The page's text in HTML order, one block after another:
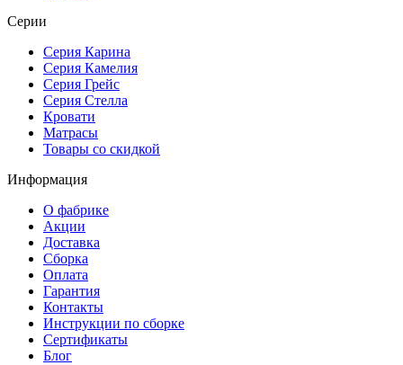
Серии
Серия Карина
Серия Камелия
Серия Грейс
Серия Стелла
Кровати
Матрасы
Товары со скидкой
Информация
О фабрике
Акции
Доставка
Сборка
Оплата
Гарантия
Контакты
Инструкции по сборке
Сертификаты
Блог